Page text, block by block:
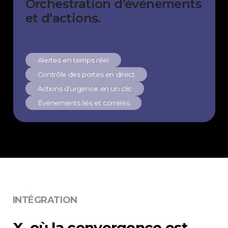
Orchestration d’événements
et d’actions.
Alertes en temps réel
Contrôle des portes en direct
Actions d’urgence en un clic
Événements liés et corrélés
INTÉGRATION